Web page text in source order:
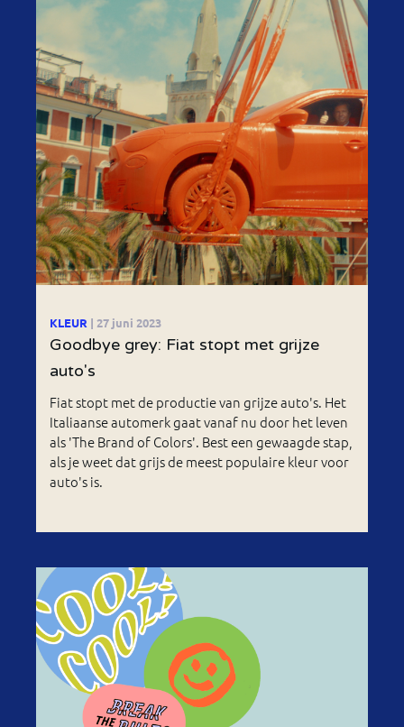
KLEUR | 27 juni 2023
Goodbye grey: Fiat stopt met grijze
auto's
Fiat stopt met de productie van grijze auto's. Het
Italiaanse automerk gaat vanaf nu door het leven
als 'The Brand of Colors'. Best een gewaagde stap,
als je weet dat grijs de meest populaire kleur voor
auto's is.